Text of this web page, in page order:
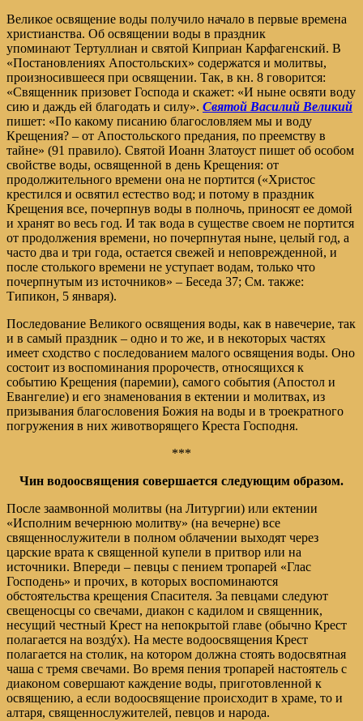
Великое освящение воды получило начало в первые времена
христианства. Об освящении воды в праздник
упоминают Тертуллиан и святой Киприан Карфагенский. В
«Постановлениях Апостольских» содержатся и молитвы,
произносившееся при освящении. Так, в кн. 8 говорится:
«Священник призовет Господа и скажет: «И ныне освяти воду
сию и даждь ей благодать и силу». Святой Василий Великий
пишет: «По какому писанию благословляем мы и воду
Крещения? – от Апостольского предания, по преемству в
тайне» (91 правило). Святой Иоанн Златоуст пишет об особом
свойстве воды, освященной в день Крещения: от
продолжительного времени она не портится («Христос
крестился и освятил естество вод; и потому в праздник
Крещения все, почерпнув воды в полночь, приносят ее домой
и хранят во весь год. И так вода в существе своем не портится
от продолжения времени, но почерпнутая ныне, целый год, а
часто два и три года, остается свежей и неповрежденной, и
после столького времени не уступает водам, только что
почерпнутым из источников» – Беседа 37; См. также:
Типикон, 5 января).
Последование Великого освящения воды, как в навечерие, так
и в самый праздник – одно и то же, и в некоторых частях
имеет сходство с последованием малого освящения воды. Оно
состоит из воспоминания пророчеств, относящихся к
событию Крещения (паремии), самого события (Апостол и
Евангелие) и его знаменования в ектении и молитвах, из
призывания благословения Божия на воды и в троекратного
погружения в них животворящего Креста Господня.
***
Чин водоосвящения совершается следующим образом.
После заамвонной молитвы (на Литургии) или ектении
«Исполним вечернюю молитву» (на вечерне) все
священнослужители в полном облачении выходят через
царские врата к священной купели в притвор или на
источники. Впереди – певцы с пением тропарей «Глас
Господень» и прочих, в которых воспоминаются
обстоятельства крещения Спасителя. За певцами следуют
свещеносцы со свечами, диакон с кадилом и священник,
несущий честный Крест на непокрытой главе (обычно Крест
полагается на воздýх). На месте водоосвящения Крест
полагается на столик, на котором должна стоять водосвятная
чаша с тремя свечами. Во время пения тропарей настоятель с
диаконом совершают каждение воды, приготовленной к
освящению, а если водоосвящение происходит в храме, то и
алтаря, священнослужителей, певцов и народа.